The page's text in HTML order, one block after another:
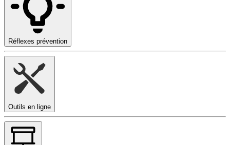
Réflexes prévention
Outils en ligne